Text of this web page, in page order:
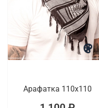
Арафатка 110x110